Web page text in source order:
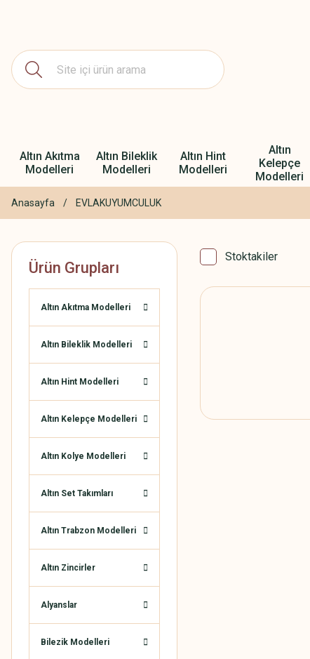
Altın Akıtma
Modelleri
Altın Bileklik
Modelleri
Altın Hint
Modelleri
Altın
Kelepçe
Modelleri
Anasayfa EVLAKUYUMCULUK
Ürün Grupları
Altın Akıtma Modelleri
Altın Bileklik Modelleri
Altın Hint Modelleri
Altın Kelepçe Modelleri
Altın Kolye Modelleri
Altın Set Takımları
Altın Trabzon Modelleri
Altın Zincirler
Alyanslar
Bilezik Modelleri
Stoktakiler